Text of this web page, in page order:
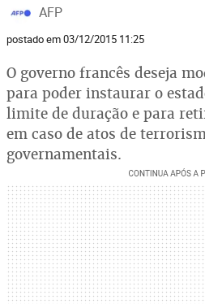
AFP
postado em 03/12/2015 11:25
O governo francês deseja
para poder instaurar o
limite de duração e para
em caso de atos de
governamentais.